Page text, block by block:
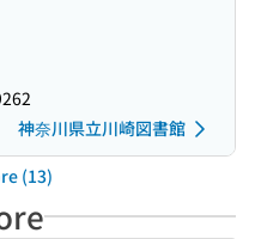
神奈川県立川崎図書館
(13)